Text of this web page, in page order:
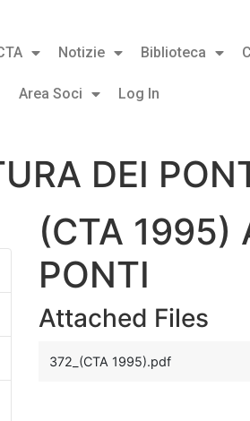
Notizie Biblioteca
Area Soci Log In
DEI
(CTA 1995)
PONTI
Attached Files
372_(CTA 1995).pdf